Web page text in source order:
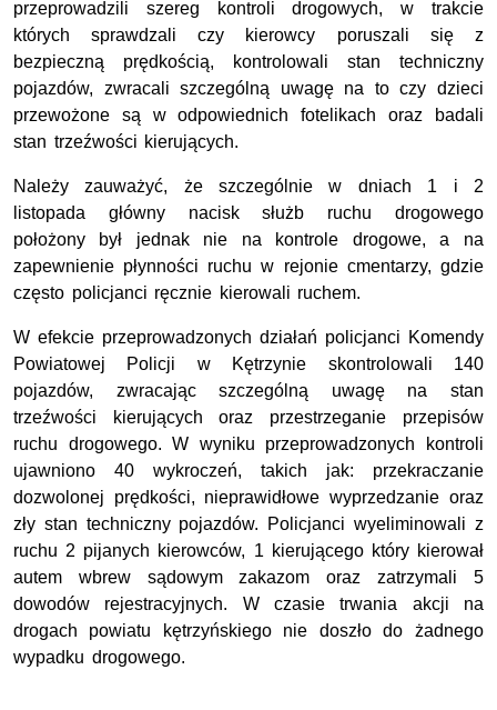
przeprowadzili szereg kontroli drogowych, w trakcie
których sprawdzali czy kierowcy poruszali się z
bezpieczną prędkością, kontrolowali stan techniczny
pojazdów, zwracali szczególną uwagę na to czy dzieci
przewożone są w odpowiednich fotelikach oraz badali
stan trzeźwości kierujących.
Należy zauważyć, że szczególnie w dniach 1 i 2
listopada główny nacisk służb ruchu drogowego
położony był jednak nie na kontrole drogowe, a na
zapewnienie płynności ruchu w rejonie cmentarzy, gdzie
często policjanci ręcznie kierowali ruchem.
W efekcie przeprowadzonych działań policjanci Komendy
Powiatowej Policji w Kętrzynie skontrolowali 140
pojazdów, zwracając szczególną uwagę na stan
trzeźwości kierujących oraz przestrzeganie przepisów
ruchu drogowego. W wyniku przeprowadzonych kontroli
ujawniono 40 wykroczeń, takich jak: przekraczanie
dozwolonej prędkości, nieprawidłowe wyprzedzanie oraz
zły stan techniczny pojazdów. Policjanci wyeliminowali z
ruchu 2 pijanych kierowców, 1 kierującego który kierował
autem wbrew sądowym zakazom oraz zatrzymali 5
dowodów rejestracyjnych. W czasie trwania akcji na
drogach powiatu kętrzyńskiego nie doszło do żadnego
wypadku drogowego.